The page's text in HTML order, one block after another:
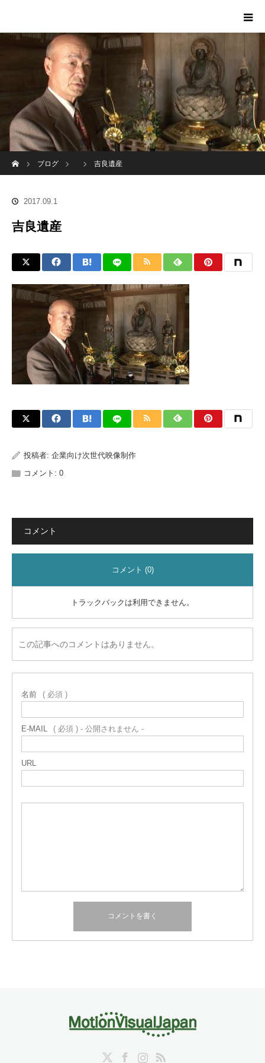
ブログ
吉良遺産
2017.09.1
吉良遺産
投稿者: 企業向け次世代映像制作
コメント: 0
コメント
コメント (0)
トラックバックは利用できません。
この記事へのコメントはありません。
名前 ( 必須 )
E-MAIL ( 必須 ) - 公開されません -
URL
RSS